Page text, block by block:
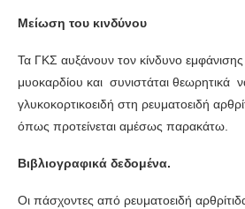
Μείωση του κινδύνου
Τα ΓΚΣ αυξάνουν τον κίνδυνο
μυοκαρδίου και συνιστάται θεωρητικά
γλυκοκορτικοειδή στη ρευματοειδή
όπως προτείνεται αμέσως παρακάτω.
Βιβλιογραφικά δεδομένα.
Οι πάσχοντες από ρευματοειδή